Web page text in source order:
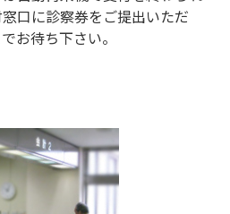
口に診察券をご提出いただ
お待ち下さい。